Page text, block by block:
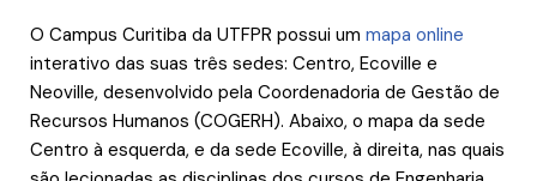
O Campus Curitiba da UTFPR possui um mapa online
interativo das suas três sedes: Centro, Ecoville e
Neoville, desenvolvido pela Coordenadoria de Gestão de
Recursos Humanos (COGERH). Abaixo, o mapa da sede
Centro à esquerda, e da sede Ecoville, à direita, nas quais